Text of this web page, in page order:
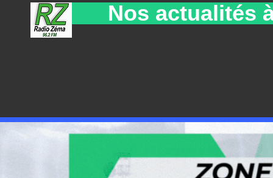
Nos actualités